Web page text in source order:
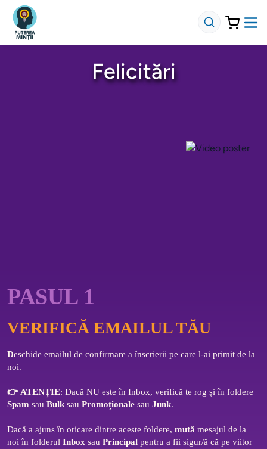
Felicitări
PASUL 1
VERIFICĂ EMAILUL TĂU
Deschide emailul de confirmare a înscrierii pe care l-ai primit de la
noi.
👉 ATENȚIE: Dacă NU este în Inbox, verifică te rog și în foldere
Spam sau Bulk sau Promoționale sau Junk.
Dacă a ajuns în oricare dintre aceste foldere, mută mesajul de la
noi în folderul Inbox sau Principal pentru a fii sigur/ă că pe viitor